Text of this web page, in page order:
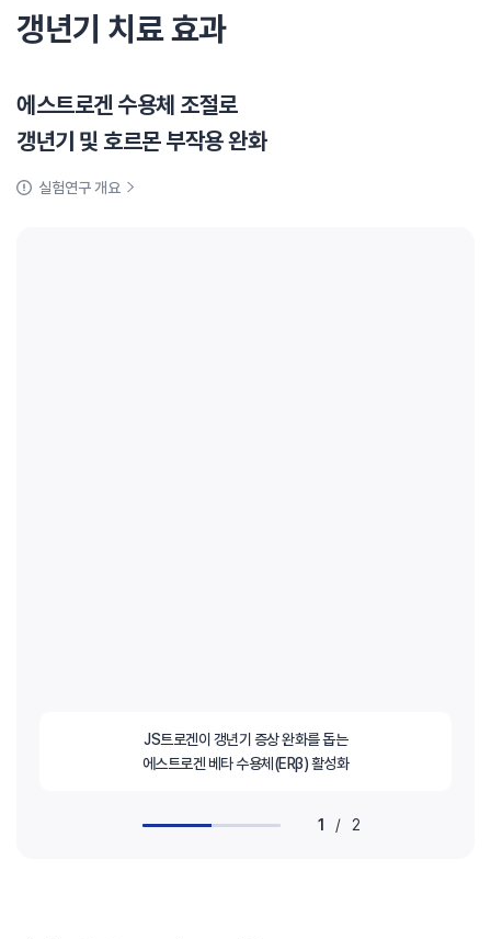
갱년기 치료 효과
에스트로겐 수용체 조절로
갱년기 및 호르몬 부작용 완화
실험연구 개요
JS트로겐이 갱년기 증상 완화를 돕는
에스트로겐 베타 수용체(ERβ) 활성화
1 / 2